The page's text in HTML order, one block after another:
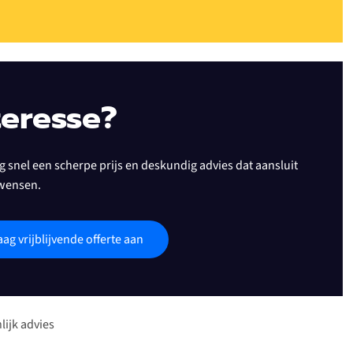
snel een scherpe prijs en deskundig advies dat aansluit
vrijblijvende offerte aan
advies